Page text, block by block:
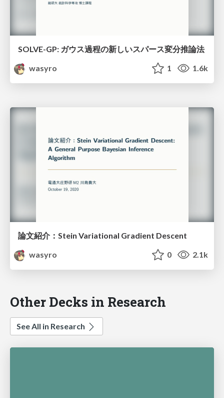
SOLVE-GP: ガウス過程の新しいスパース変分推論法
wasyro
1 1.6k
論文紹介：Stein Variational Gradient Descent
wasyro
0 2.1k
Other Decks in Research
See All in Research